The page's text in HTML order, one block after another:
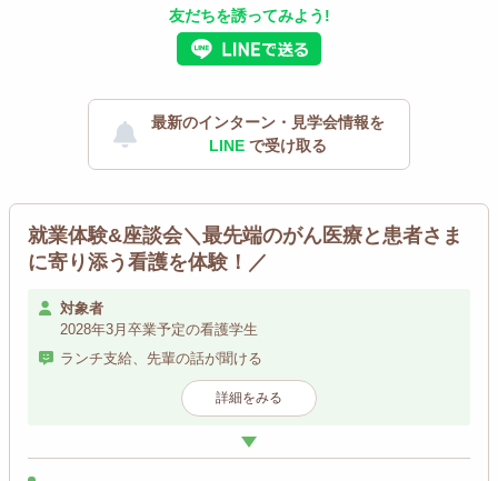
友だちを誘ってみよう!
最新のインターン・見学会情報を
LINE で受け取る
就業体験&座談会＼最先端のがん医療と患者さま
に寄り添う看護を体験！／
対象者
2028年3月卒業予定の看護学生
ランチ支給、先輩の話が聞ける
詳細をみる